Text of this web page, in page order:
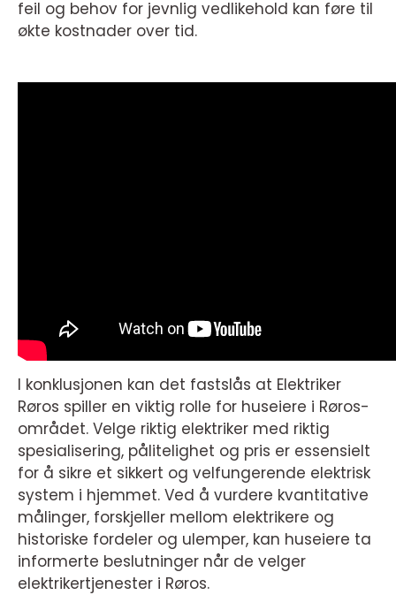
feil og behov for jevnlig vedlikehold kan føre til
økte kostnader over tid.
I konklusjonen kan det fastslås at Elektriker
Røros spiller en viktig rolle for huseiere i Røros-
området. Velge riktig elektriker med riktig
spesialisering, pålitelighet og pris er essensielt
for å sikre et sikkert og velfungerende elektrisk
system i hjemmet. Ved å vurdere kvantitative
målinger, forskjeller mellom elektrikere og
historiske fordeler og ulemper, kan huseiere ta
informerte beslutninger når de velger
elektrikertjenester i Røros.